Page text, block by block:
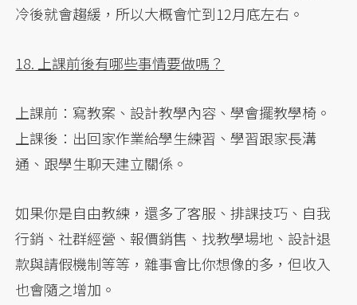
冷後就會趨緩，所以大概會忙到12月底左右。
18. 上課前後有哪些事情要做嗎？
上課前：寫教案、設計教學內容、學會擺教學椅。
上課後：出回家作業給學生練習、學習跟家長溝
通、跟學生聊天建立關係。
如果你是自由教練，還多了客服、排課技巧、自我
行銷、社群經營、報價銷售、找教學場地、設計退
款與請假機制等等，雜事會比你想像的多，但收入
也會隨之增加。